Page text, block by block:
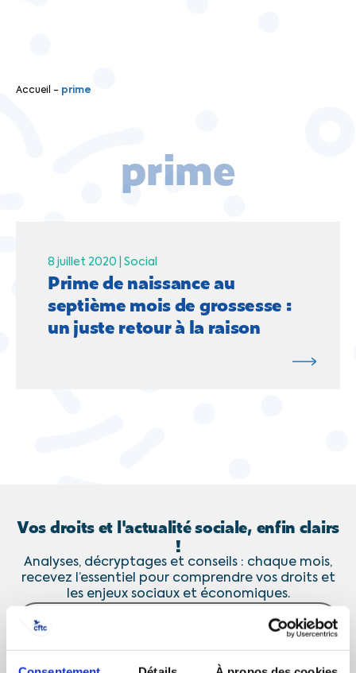
Accueil - prime
prime
8 juillet 2020 | Social
Prime de naissance au
septième mois de grossesse :
un juste retour à la raison
Vos droits et l'actualité sociale, enfin clairs
!
Analyses, décryptages et conseils : chaque mois,
recevez l’essentiel pour comprendre vos droits et
les enjeux sociaux et économiques.
J’accepte de recevoir les communications de la CFTC